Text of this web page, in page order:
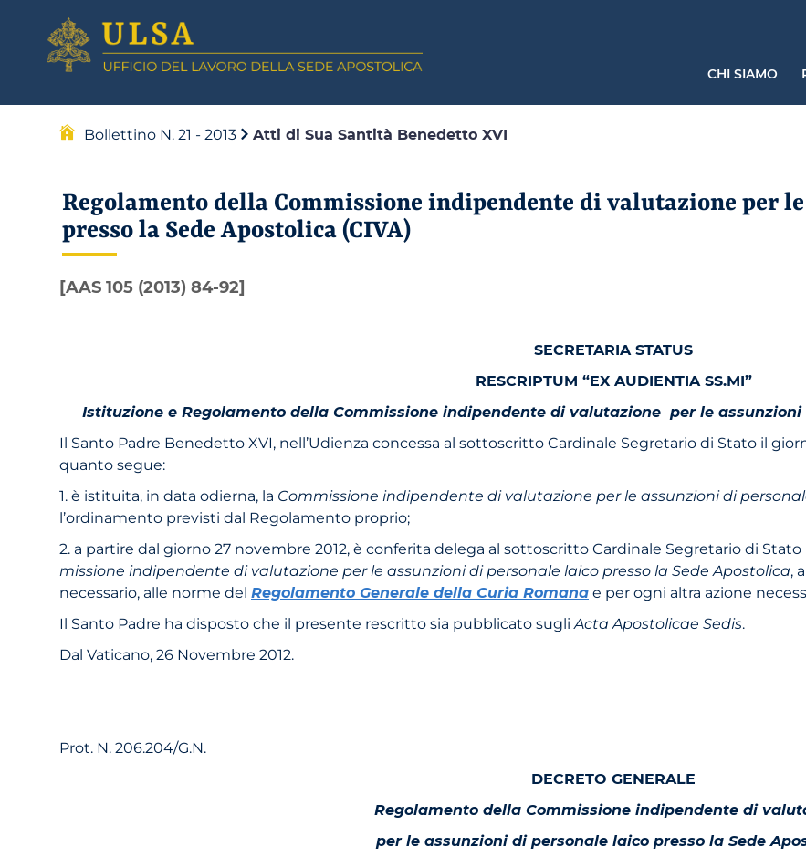
CHI SIAMO
Bollettino N. 21 - 2013 Atti di Sua Santità Benedetto XVI
Regolamento della Commissione indipendente di valutazione per
presso la Sede Apostolica (CIVA)
[AAS 105 (2013) 84-92]
SECRETARIA STATUS
RESCRIPTUM “EX AUDIENTIA SS.MI”
Istituzione e Regolamento della Commissione indipendente di valutazione per le
Il Santo Padre Benedetto XVI, nell’Udienza concessa al sottoscritto Cardinale Segretario di Stato il
quanto segue:
1. è istituita, in data odierna, la Commissione indipendente di valutazione per le assunzioni di
l’ordinamento previsti dal Regolamento proprio;
2. a partire dal giorno 27 novembre 2012, è conferita delega al sottoscrit­to Cardinale Segretario di Stato
missione indipendente di valutazione per le assunzioni di personale laico presso la Sede Apostolica,
necessa­rio, alle norme del Regolamento Generale della Curia Romanae per ogni altra azione
Il Santo Padre ha disposto che il presente rescritto sia pubblicato sugli Acta Apostolicae Sedis.
Dal Vaticano, 26 Novembre 2012.
Prot. N. 206.204/G.N.
DECRETO GENERALE
Regolamento della Commissione indipendente di
per le assunzioni di personale laico presso la Sede